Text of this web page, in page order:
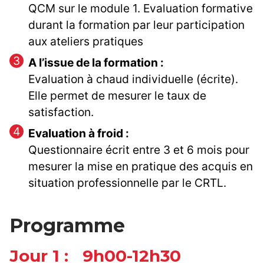
QCM sur le module 1. Evaluation formative
durant la formation par leur participation
aux ateliers pratiques
A l’issue de la formation :
Evaluation à chaud individuelle (écrite).
Elle permet de mesurer le taux de
satisfaction.
Evaluation à froid :
Questionnaire écrit entre 3 et 6 mois pour
mesurer la mise en pratique des acquis en
situation professionnelle par le CRTL.
Programme
Jour 1 : 9h00-12h30